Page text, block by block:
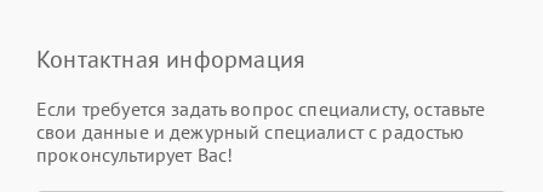
Контактная информация
Если требуется задать вопрос специалисту, оставьте
свои данные и дежурный специалист с радостью
проконсультирует Вас!